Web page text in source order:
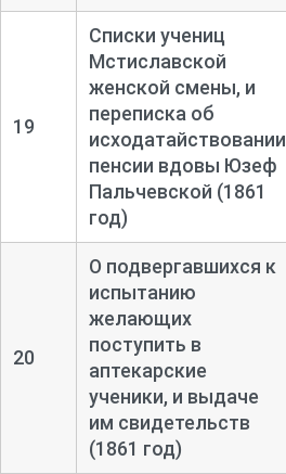
19
Списки учениц
Мстиславской
женской смены, и
переписка об
исходатайствовании
пенсии вдовы Юзеф
Пальчевской (1861
год)
20
О подвергавшихся к
испытанию
желающих
поступить в
аптекарские
ученики, и выдаче
им свидетельств
(1861 год)